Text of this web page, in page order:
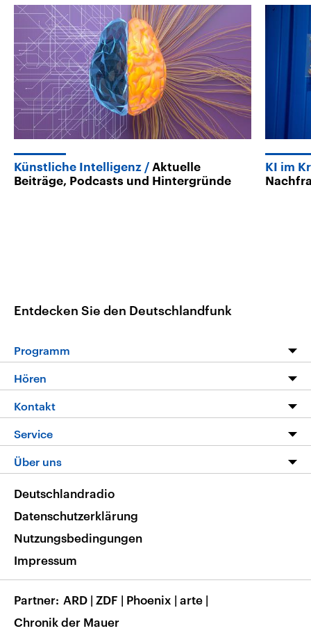
Künstliche Intelligenz
Aktuelle
Beiträge, Podcasts und Hintergründe
KI im
Entdecken Sie den Deutschlandfunk
Programm
Programm
Die Nachrichten
Nachrichtenleicht
Neue Beiträge auf dlf.de
Hören
Livestream
Podcasts
Deutschlandfunk App
Nachrichten App
Frequenzen
Kontakt
Hörerservice
Service
FAQ
Veranstaltungen
Musikliste
RSS
Über uns
Barrierefreiheit
Deutschlandradio
Datenschutzerklärung
Nutzungsbedingungen
Impressum
Partner ARD | ZDF | Phoenix | arte |
Chronik der Mauer